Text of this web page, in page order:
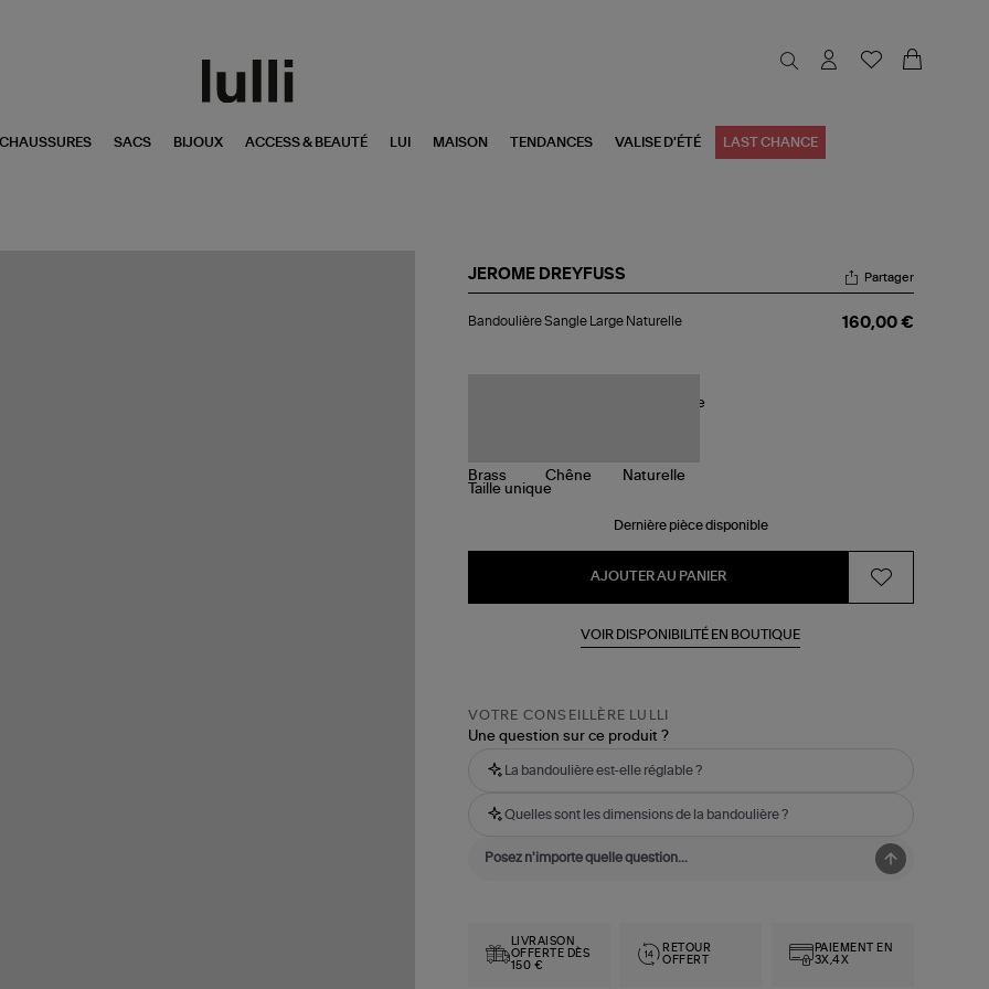
CHAUSSURES SACS BIJOUX ACCESS & BEAUTÉ LUI MAISON TENDANCES VALISE D'ÉTÉ LAST CHANCE
JEROME DREYFUSS
Sangle
Partager
Bandoulière Sangle Large Naturelle 160,00 €
Taille unique
Dernière pièce disponible
AJOUTER AU PANIER
VOIR DISPONIBILITÉ EN BOUTIQUE
VOTRE CONSEILLÈRE LULLI
Une question sur ce produit ?
La bandoulière est-elle réglable ?
Quelles sont les dimensions de la bandoulière ?
LIVRAISON
OFFERTE DÈS
150 €
RETOUR
OFFERT
PAIEMENT EN
3X,4X